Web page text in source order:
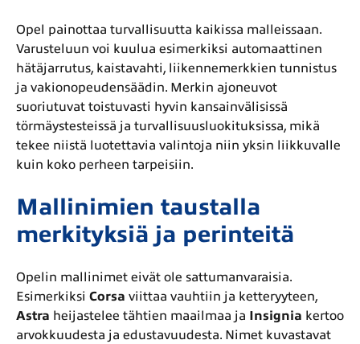
Opel painottaa turvallisuutta kaikissa malleissaan.
Varusteluun voi kuulua esimerkiksi automaattinen
hätäjarrutus, kaistavahti, liikennemerkkien tunnistus
ja vakionopeudensäädin. Merkin ajoneuvot
suoriutuvat toistuvasti hyvin kansainvälisissä
törmäystesteissä ja turvallisuusluokituksissa, mikä
tekee niistä luotettavia valintoja niin yksin liikkuvalle
kuin koko perheen tarpeisiin.
Mallinimien taustalla
merkityksiä ja perinteitä
Opelin mallinimet eivät ole sattumanvaraisia.
Esimerkiksi Corsa viittaa vauhtiin ja ketteryyteen,
Astra heijastelee tähtien maailmaa ja Insignia kertoo
arvokkuudesta ja edustavuudesta. Nimet kuvastavat